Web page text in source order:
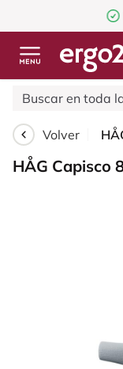
Volver
HÅG Capisco